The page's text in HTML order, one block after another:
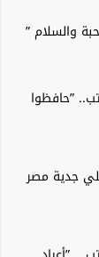
والسلام ”
”حافظوا
جدية مصر